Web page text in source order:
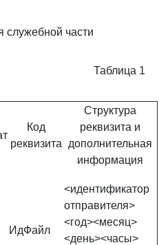
части
Таблица 1
Код
реквизита
Структура
реквизита и
дополнительная
информация
ИдФайл
<идентификатор
отправителя>
<год><месяц>
<день><часы>